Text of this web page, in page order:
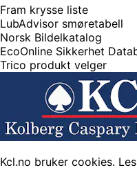
Fram krysse liste
LubAdvisor smøretabell
Norsk Bildelkatalog
EcoOnline Sikkerhet
Trico produkt velger
Kcl.no bruker cookies.